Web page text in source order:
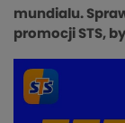
mundialu.
promocji STS,